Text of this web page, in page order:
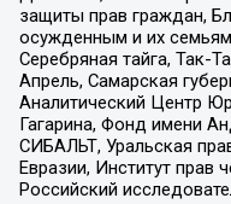
защиты прав граждан,
осужденным и их
Серебряная тайга, Так-
Апрель, Самарская
Аналитический Центр
Гагарина, Фонд имени
СИБАЛЬТ, Уральская
Евразии, Институт прав
Российский